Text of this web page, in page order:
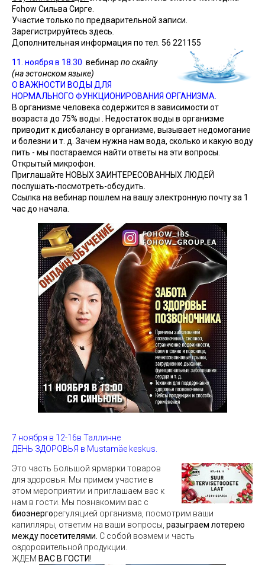
Fohow Сильва Сирге.
Участие только по предварительной записи.
Зарегистрируйтесь здесь
Дополнительная информация по тел. 56 221155
11. ноября в 18.30 вебинар по скайпу
(на эстонском языке)
О ВАЖНОСТИ ВОДЫ ДЛЯ
НОРМАЛЬНОГО ФУНКЦИОНИРОВАНИЯ ОРГАНИЗМА.
В организме человека содержится в зависимости от
возраста до 75% воды . Недостаток воды в организме
приводит к дисбалансу в организме, вызывает недомогание
и болезни и т. д. Зачем нужна нам вода, сколько и какую воду
пить - мы постараемся найти ответы на эти вопросы.
Открытый микрофон.
Приглашайте НОВЫХ ЗАИНТЕРЕСОВАННЫХ ЛЮДЕЙ
послушать-посмотреть-обсудить.
Ссылка на вебинар пошлем на вашу электронную почту за 1
час до начала.
7 ноября в 12-16в Таллинне
ДЕНЬ ЗДОРОВЬЯ в Mustamäe keskus.
Это часть Большой ярмарки товаров
для здоровья. Мы примем участие в
этом мероприятии и приглашаем вас к
нам в гости. Мы познакомим вас с
биоэнергорегуляцией организма, посмотрим ваши
капилляры, ответим на ваши вопросы, разыграем лотерею
между посетителями. С собой возмем и часть
оздоровительной продукции.
ЖДЕМ ВАС В ГОСТИ!